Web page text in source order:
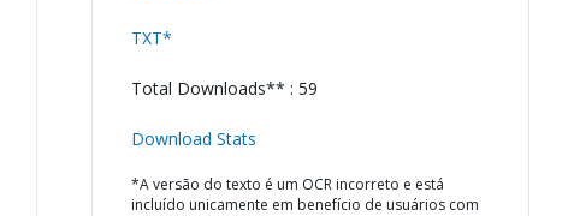
TXT*
Total Downloads** : 59
Download Stats
*A versão do texto é um OCR incorreto e está
incluído unicamente em benefício de usuários com